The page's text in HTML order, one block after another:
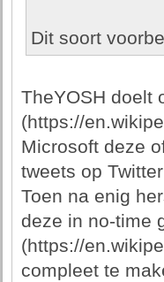
Dit soort
TheYOSH doelt
(https://
Microsoft deze
tweets op
Toen na enig
deze in no-time
(https://
compleet te